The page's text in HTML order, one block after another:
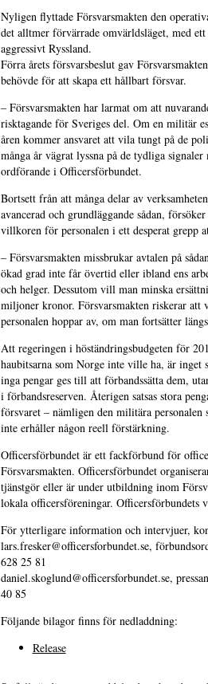
Nyligen flyttade Försvarsmakten den
det alltmer förvärrade omvärldsläget, med
aggressivt Ryssland.
Förra årets försvarsbeslut gav
behövde för att skapa ett hållbart försvar.
– Försvarsmakten har larmat om att
risktagande för Sveriges del. Om en militär
åren kommer ansvaret att vila tungt på de
många år vägrat lyssna på de tydliga
ordförande i Officersförbundet.
Bortsett från att många delar av
avancerad och grundläggande sådan,
villkoren för personalen i ett desperat grepp
– Försvarsmakten missbrukar avtalen på
ökad grad inte får övertid eller ibland ens
och helger. Dessutom vill man minska
miljoner kronor. Försvarsmakten riskerar att
personalen hoppar av, om man fortsätter
Att regeringen i höständringsbudgeten för
haubitsarna som Norge inte ville ha, är inget
inga pengar ges till att förbandssätta dem,
i förbandsreserven. Återigen satsas stora
försvaret – nämligen den militära personalen
inte erhåller någon reell förstärkning.
Officersförbundet är ett fackförbund för
Försvarsmakten. Officersförbundet
tjänstgör eller är under utbildning inom
lokala officersföreningar. Officersförbundets
För ytterligare information och intervjuer,
lars.fresker@officersforbundet.se,
628 25 81
daniel.skoglund@officersforbundet.se,
40 85
Följande bilagor finns för nedladdning:
Release